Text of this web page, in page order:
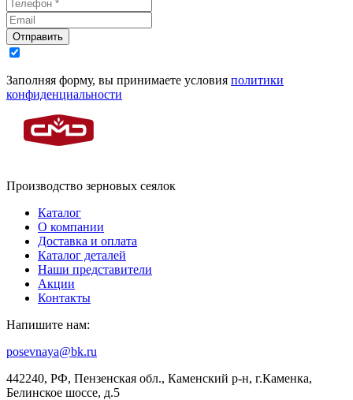
Отправить
Заполняя форму, вы принимаете условия политики
конфиденциальности
Производство зерновых сеялок
Каталог
О компании
Доставка и оплата
Каталог деталей
Наши представители
Акции
Контакты
Напишите нам:
posevnaya@bk.ru
442240, РФ, Пензенская обл., Каменский р-н, г.Каменка,
Белинское шоссе, д.5